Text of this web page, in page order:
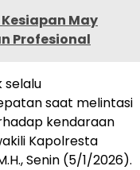
May
Profesional
selalu
saat melintasi
kendaraan
Kapolresta
Senin (5/1/2026).